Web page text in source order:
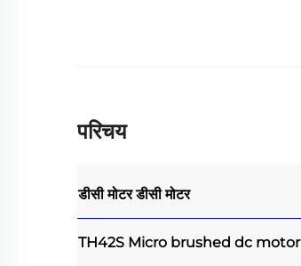
परिचय
डीसी मोटरडीसी मोटर
TH42S Micro brushed dc motor